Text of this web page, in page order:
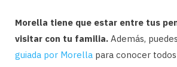
Morella tiene que estar entre tus
visitar con tu familia. Además,
guiada por Morella para conocer